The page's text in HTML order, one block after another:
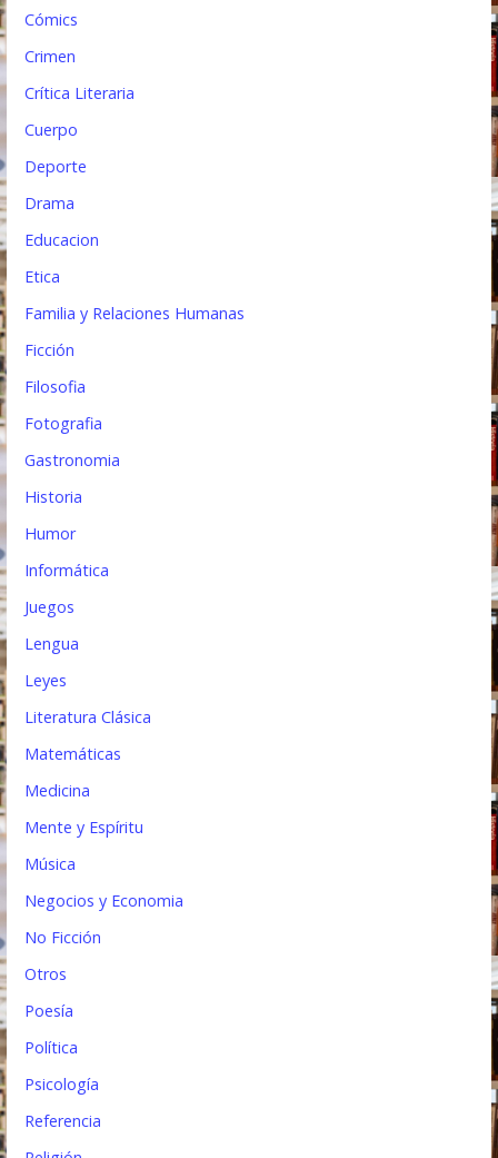
Cómics
Crimen
Crítica Literaria
Cuerpo
Deporte
Drama
Educacion
Etica
Familia y Relaciones Humanas
Ficción
Filosofia
Fotografia
Gastronomia
Historia
Humor
Informática
Juegos
Lengua
Leyes
Literatura Clásica
Matemáticas
Medicina
Mente y Espíritu
Música
Negocios y Economia
No Ficción
Otros
Poesía
Política
Psicología
Referencia